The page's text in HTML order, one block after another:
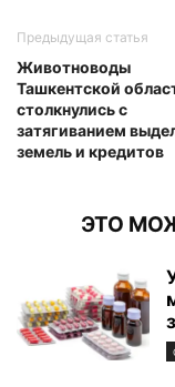
Предыдущая статья
Животноводы
Ташкентской
столкнулись с
затягиванием
земель и кредитов
ЭТО